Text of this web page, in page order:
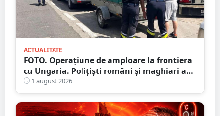
ACTUALITATE
FOTO. Operațiune de amploare la frontiera
cu Ungaria. Polițiști români și maghiari au
verificat sute de persoane
1 august 2026